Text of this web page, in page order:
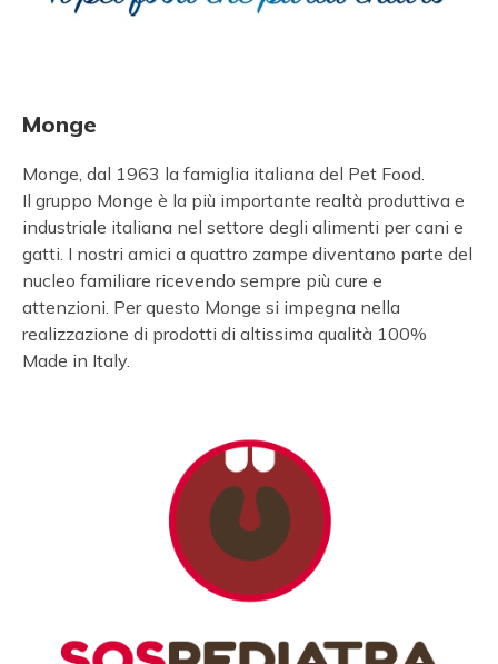
Monge
Monge, dal 1963 la famiglia italiana del Pet Food.
Il gruppo Monge è la più importante realtà produttiva e
industriale italiana nel settore degli alimenti per cani e
gatti. I nostri amici a quattro zampe diventano parte del
nucleo familiare ricevendo sempre più cure e
attenzioni. Per questo Monge si impegna nella
realizzazione di prodotti di altissima qualità 100%
Made in Italy.